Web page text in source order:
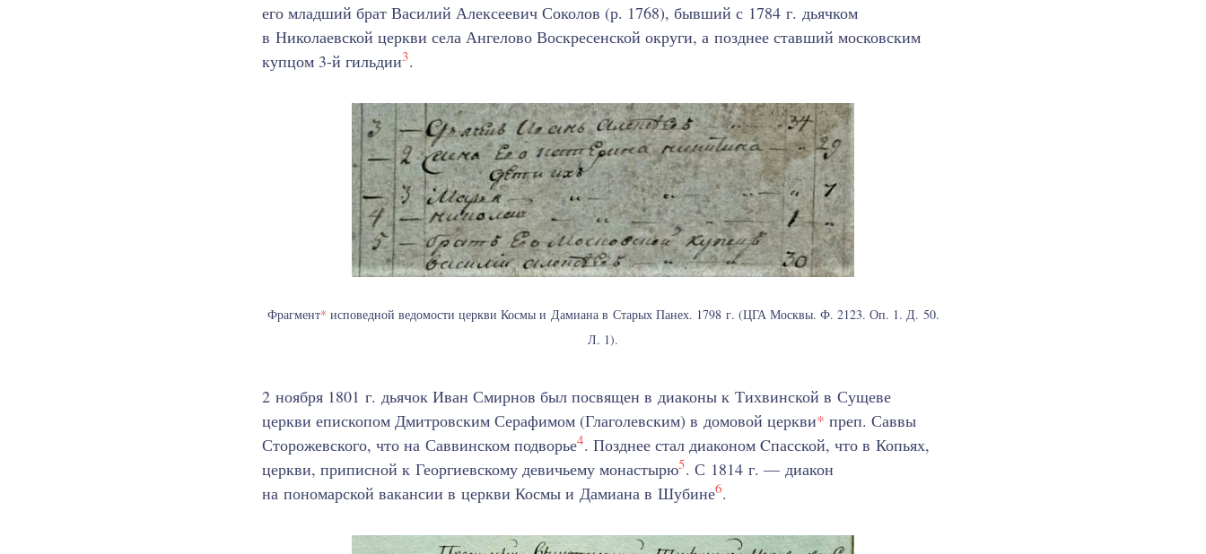
его младший брат Василий Алексеевич Соколов (р. 1768), бывший с 1784 г. дьячком
в Николаевской церкви села Ангелово Воскресенской округи, а позднее ставший московским
купцом 3-й гильдии3.
Фрагмент* исповедной ведомости церкви Космы и Дамиана в Старых Панех. 1798 г. (ЦГА Москвы. Ф. 2123. Оп. 1. Д. 50.
Л. 1).
2 ноября 1801 г. дьячок Иван Смирнов был посвящен в диаконы к Тихвинской в Сущеве
церкви епископом Дмитровским Серафимом (Глаголевским) в домовой церкви* преп. Саввы
Сторожевского, что на Саввинском подворье4. Позднее стал диаконом Cпасской, что в Копьях,
церкви, приписной к Георгиевскому девичьему монастырю5. С 1814 г. — диакон
на пономарской вакансии в церкви Космы и Дамиана в Шубине6.